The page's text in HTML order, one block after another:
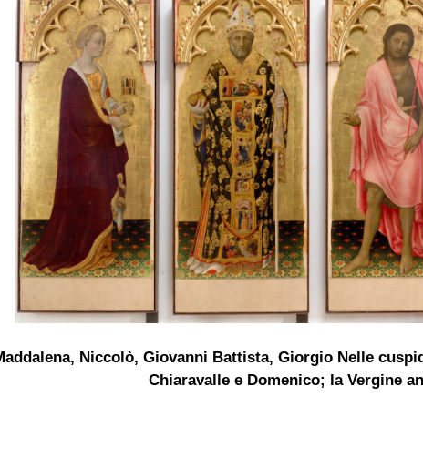
Niccolò, Giovanni Battista, Giorgio Nelle
Chiaravalle e Domenico; la Vergine